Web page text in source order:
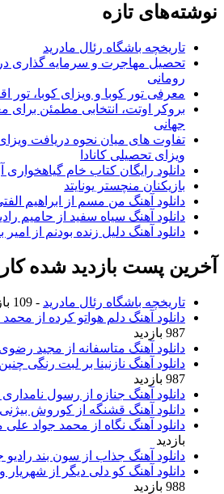
نوشته‌های تازه
تاریخچه باشگاه رئال مادرید
تحصیل مهاجرت و سرمایه گذاری
رومانی
معرفی تور کوبا و ویزای کوبا،
بروکر اوتت، انتخابی مطمئن برای
جهانی
تفاوت های میان نحوه دریافت
ویزای تحصیلی کانادا
دانلود رایگان کتاب خام گیاهخواری
بازیکنان منچستر یونایتد
دانلود آهنگ من مسم از ابراهیم
دانلود آهنگ سیاه سفید از حامیم
دانلود آهنگ دلیل زنده بودنم از امیر
آخرین پست بازدید شده
تاریخچه باشگاه رئال مادرید - 109 بازدید
دانلود آهنگ دلم هواتو کرده از
987 بازدید
دانلود آهنگ متاسفانه از مجید
دانلود آهنگ نازنینا بر لبت رنگی
987 بازدید
دانلود آهنگ جنازه از رسول نامداری
دانلود آهنگ قشنگه از کوروش
دانلود آهنگ نگاه از محمد جواد علی
بازدید
دانلود آهنگ جذاب از سون بند رادیو
دانلود آهنگ کو دلی دیگر از
988 بازدید